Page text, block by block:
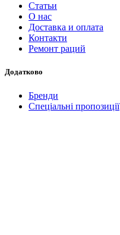
Статьи
О нас
Доставка и оплата
Контакти
Ремонт раций
Додатково
Бренди
Спеціальні пропозиції